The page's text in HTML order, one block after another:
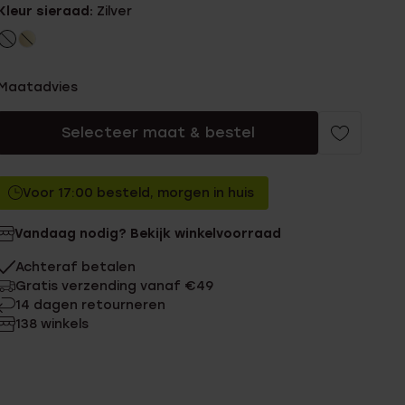
sieraad: Zilver
Selecteer maat & bestel
Voor 17:00 besteld, morgen in huis
Vandaag nodig? Bekijk winkelvoorraad
Achteraf betalen
Gratis verzending vanaf €49
14 dagen retourneren
138 winkels